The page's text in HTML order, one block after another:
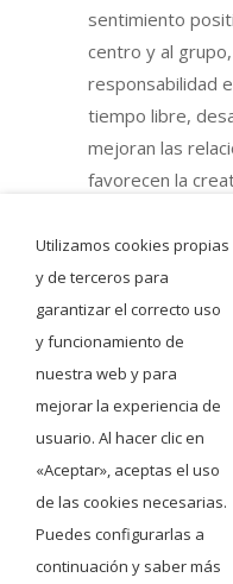
sentimiento
centro y al
responsabilidad
tiempo libre,
mejoran las
favorecen la
deportiva como
horizonte cultural.
Acceso a
Utilizamos cookies propias
y de terceros para
garantizar el correcto uso
y funcionamiento de
nuestra web y para
mejorar la experiencia de
usuario. Al hacer clic en
«Aceptar», aceptas el uso
de las cookies necesarias.
Puedes configurarlas a
continuación y saber más